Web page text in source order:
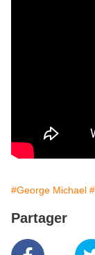
#George Michael
Partager